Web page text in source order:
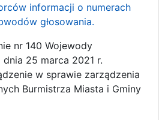
informacji o numerach
głosowania.
nr 140 Wojewody
25 marca 2021 r.
w sprawie zarządzenia
Burmistrza Miasta i Gminy